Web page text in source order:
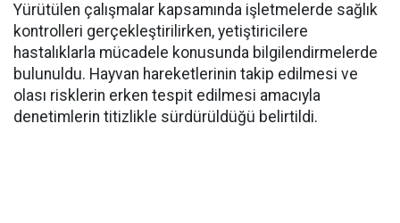
Yürütülen çalışmalar kapsamında işletmelerde sağlık
kontrolleri gerçekleştirilirken, yetiştiricilere
hastalıklarla mücadele konusunda bilgilendirmelerde
bulunuldu. Hayvan hareketlerinin takip edilmesi ve
olası risklerin erken tespit edilmesi amacıyla
denetimlerin titizlikle sürdürüldüğü belirtildi.